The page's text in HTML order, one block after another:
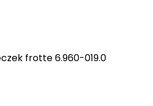
frotte 6.960-019.0